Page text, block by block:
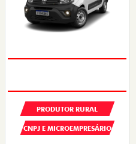
PRODUTOR RURAL
CNPJ E MICROEMPRESÁRIO